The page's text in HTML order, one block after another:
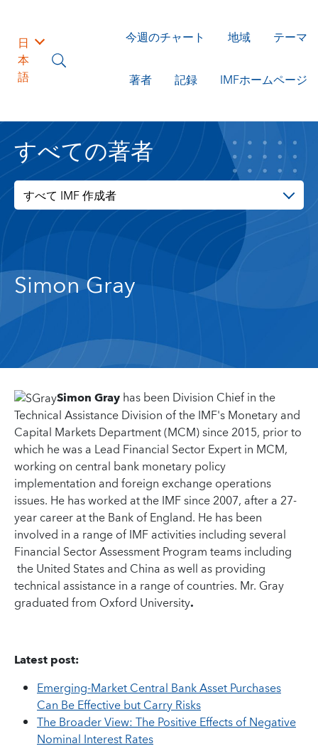
日
本
語
今週のチャート 地域 テーマ
著者 記録 IMFホームページ
すべての著者
すべて IMF 作成者
Simon Gray
Simon Grayhas been Division Chief in the
Technical Assistance Division of the IMF's Monetary and
Capital Markets Department (MCM) since 2015, prior to
which he was a Lead Financial Sector Expert in MCM,
working on central bank monetary policy
implementation and foreign exchange operations
issues. He has worked at the IMF since 2007, after a 27-
year career at the Bank of England. He has been
involved in a range of IMF activities including several
Financial Sector Assessment Program teams including
the United States and China as well as providing
technical assistance in a range of countries. Mr. Gray
graduated from Oxford University.
Latest post:
Emerging-Market Central Bank Asset Purchases
Can Be Effective but Carry Risks
The Broader View: The Positive Effects of Negative
Nominal Interest Rates